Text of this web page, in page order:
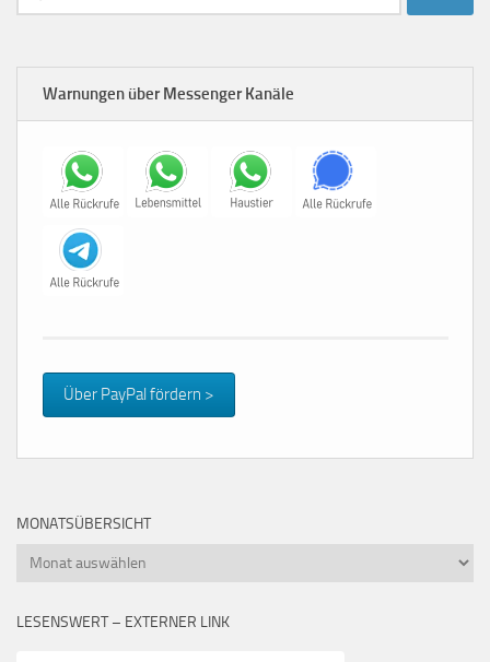
nach:
Warnungen über Messenger Kanäle
Über PayPal fördern >
MONATSÜBERSICHT
Monatsübersicht
LESENSWERT – EXTERNER LINK